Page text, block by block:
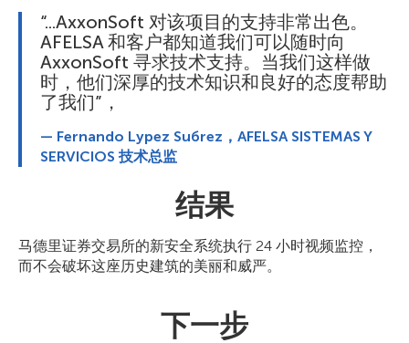
“...AxxonSoft 对该项目的支持非常出色。
AFELSA 和客户都知道我们可以随时向
AxxonSoft 寻求技术支持。当我们这样做
时，他们深厚的技术知识和良好的态度帮助
了我们”，
— Fernando Lуpez Suбrez，AFELSA SISTEMAS Y
SERVICIOS 技术总监
结果
马德里证券交易所的新安全系统执行 24 小时视频监控，
而不会破坏这座历史建筑的美丽和威严。
下一步